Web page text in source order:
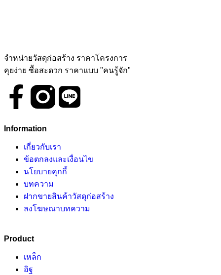
จำหน่ายวัสดุก่อสร้าง ราคาโครงการ
คุยง่าย ซื้อสะดวก ราคาแบบ "คนรู้จัก"
Information
เกี่ยวกับเรา
ข้อตกลงและเงื่อนไข
นโยบายคุกกี้
บทความ
ฝากขายสินค้าวัสดุก่อสร้าง
ลงโฆษณาบทความ
Product
เหล็ก
อิฐ